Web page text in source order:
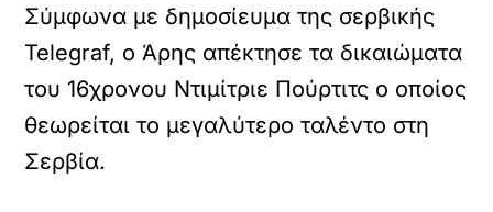
Σύμφωνα με δημοσίευμα της σερβικής
Telegraf, ο Άρης απέκτησε τα δικαιώματα
του 16χρονου Ντιμίτριε Πούρτιτς ο οποίος
θεωρείται το μεγαλύτερο ταλέντο στη
Σερβία.